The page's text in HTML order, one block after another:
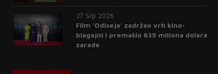
27 Srp 2026
Film 'Odiseja' zadržao vrh kino-
blagajni i premašio 639 miliona dolara
zarade